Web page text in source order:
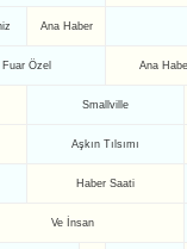
Ana Haber
Fuar Özel Ana
Smallville
Aşkın Tılsımı
Haber Saati
Ve İnsan